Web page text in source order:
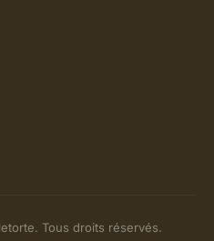
Tous droits réservés.